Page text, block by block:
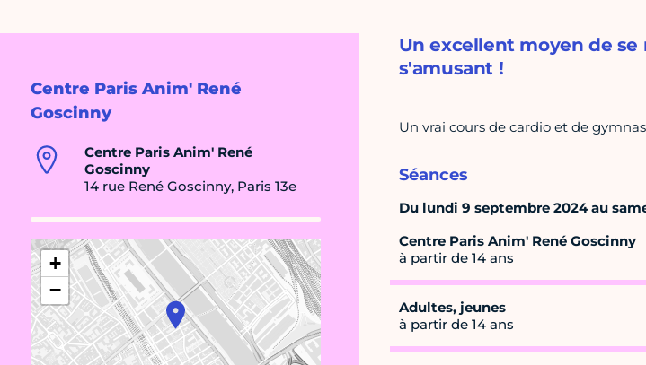
Centre Paris Anim' René
Goscinny
Centre Paris Anim' René
Goscinny
14 rue René Goscinny, Paris 13e
+
−
Un excellent moyen de
s'amusant !
Un vrai cours de cardio et de
Séances
Du lundi 9 septembre 2024 au
Centre Paris Anim' René Goscinny
à partir de 14 ans
Adultes, jeunes
à partir de 14 ans